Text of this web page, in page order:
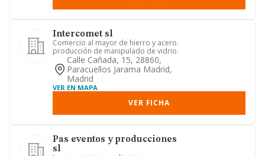
Intercomet sl
Comercio al mayor de hierro y acero.
producción de manipulado de vidrio.
Calle Cañada, 15, 28860,
Paracuellos Jarama Madrid,
Madrid
VER EN MAPA
VER FICHA
Pas eventos y producciones
sl